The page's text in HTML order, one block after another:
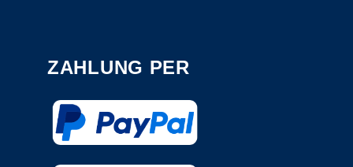
ZAHLUNG PER